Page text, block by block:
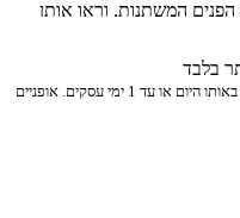
וראו אותן
פריטים שהם לא אופניים בדרך כלל מוכנים לאיסוף באותו היום או עד 1 ימי עסקים. אופניים